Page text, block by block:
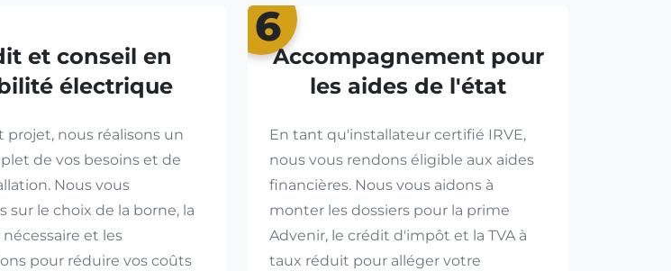
et conseil en
électrique
projet, nous réalisons un
de vos besoins et de
Nous vous
sur le choix de la borne, la
et les
pour réduire vos coûts
6
Accompagnement pour
les aides de l'état
En tant qu'installateur certifié IRVE,
nous vous rendons éligible aux aides
financières. Nous vous aidons à
monter les dossiers pour la prime
Advenir, le crédit d'impôt et la TVA à
taux réduit pour alléger votre